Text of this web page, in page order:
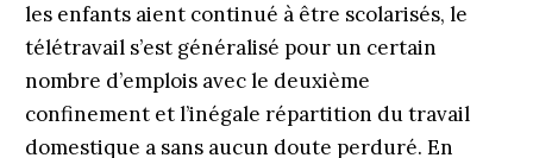
les enfants aient continué à être scolarisés, le
télétravail s’est généralisé pour un certain
nombre d’emplois avec le deuxième
confinement et l’inégale répartition du travail
domestique a sans aucun doute perduré. En